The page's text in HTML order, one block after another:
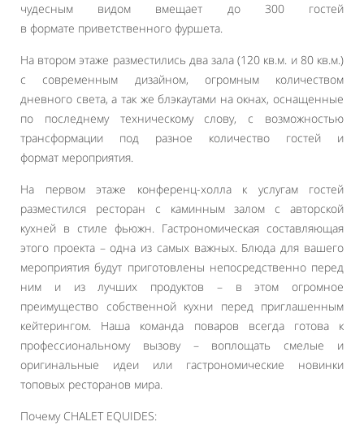
чудесным видом вмещает до 300 гостей
в формате приветственного фуршета.
На втором этаже разместились два зала (120 кв.м. и 80 кв.м.)
с современным дизайном, огромным количеством
дневного света, а так же блэкаутами на окнах, оснащенные
по последнему техническому слову, с возможностью
трансформации под разное количество гостей и
формат мероприятия.
На первом этаже конференц-холла к услугам гостей
разместился ресторан с каминным залом с авторской
кухней в стиле фьюжн. Гастрономическая составляющая
этого проекта – одна из самых важных. Блюда для вашего
мероприятия будут приготовлены непосредственно перед
ним и из лучших продуктов – в этом огромное
преимущество собственной кухни перед приглашенным
кейтерингом. Наша команда поваров всегда готова к
профессиональному вызову – воплощать смелые и
оригинальные идеи или гастрономические новинки
топовых ресторанов мира.
Почему CHALET EQUIDES: